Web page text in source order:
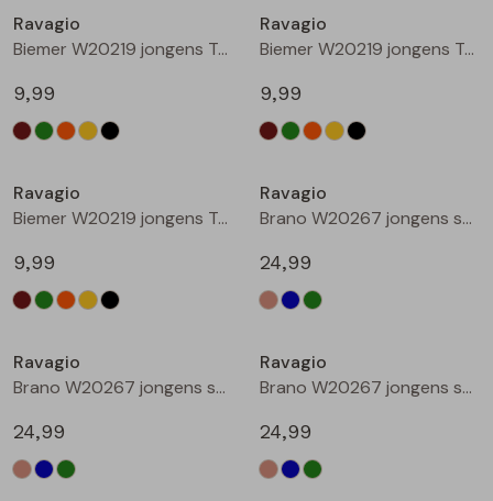
Blouses lange mouw
Sweatshirts
Gilet spencers
Jackjes
Blazers
Bermuda's
Lange broek
Jackjes
Jassen
Leggings
Rokken
Lange broeken
Lange broeken
Leggings
T-shirts lange mouw
Tops
Vesten
Ravagio
Biemer W20219 jongens T-shirts korte mouw Oranje roest
9,99
Ravagio
Biemer W20219 jongens T-shirts korte mouw Geel
9,99
Ravagio
Biemer W20219 jongens T-shirts korte mouw Zwart
9,99
Ravagio
Brano W20267 jongens sweatshirt Zand
24,99
Ravagio
Brano W20267 jongens sweatshirt Raf
24,99
Ravagio
Brano W20267 jongens sweatshirt Mint
24,99